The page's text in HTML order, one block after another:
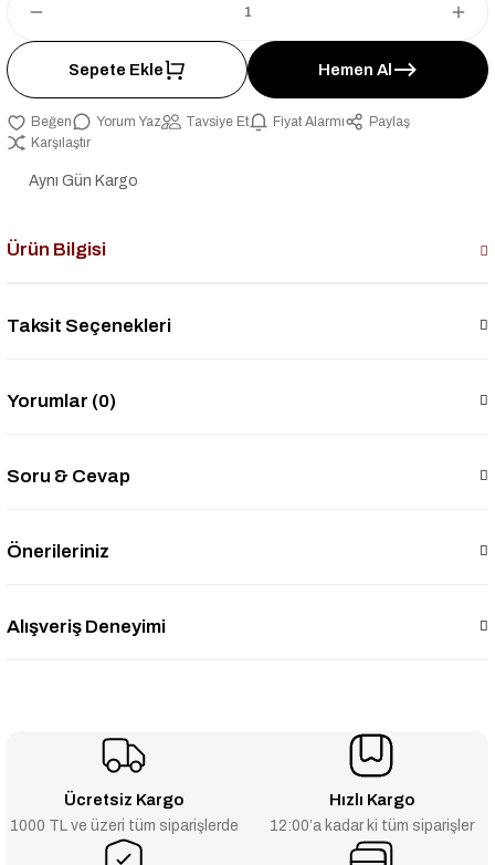
Sepete Ekle Hemen Al
Yorum Yaz Tavsiye Et Fiyat Alarmı
Paylaş
Karşılaştır
Aynı Gün Kargo
Ürün Bilgisi
Taksit Seçenekleri
Yorumlar (0)
Soru & Cevap
Önerileriniz
Alışveriş Deneyimi
Ücretsiz Kargo
1000 TL ve üzeri tüm siparişlerde
Hızlı Kargo
12:00’a kadar ki tüm siparişler